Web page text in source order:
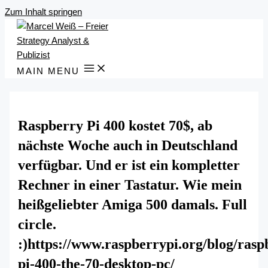
Zum Inhalt springen
MAIN MENU
Raspberry Pi 400 kostet 70$, ab
nächste Woche auch in Deutschland
verfügbar. Und er ist ein kompletter
Rechner in einer Tastatur. Wie mein
heißgeliebter Amiga 500 damals. Full
circle.
:)https://www.raspberrypi.org/blog/
pi-400-the-70-desktop-pc/